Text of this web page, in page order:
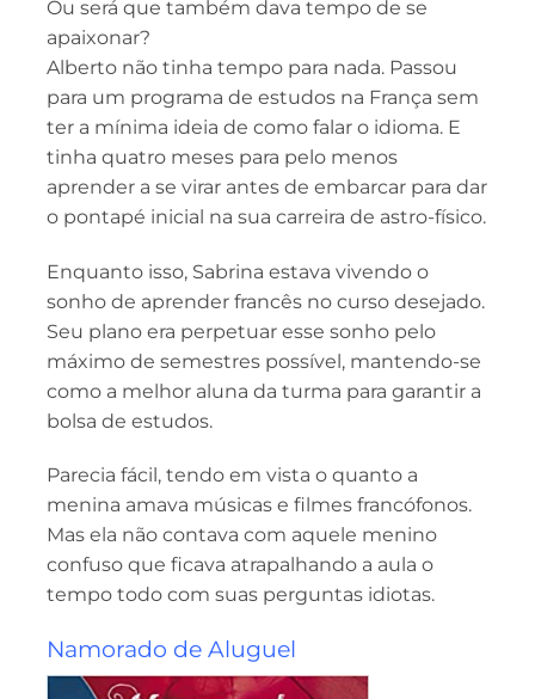
Ou será que também dava tempo de se
apaixonar?
Alberto não tinha tempo para nada. Passou
para um programa de estudos na França sem
ter a mínima ideia de como falar o idioma. E
tinha quatro meses para pelo menos
aprender a se virar antes de embarcar para dar
o pontapé inicial na sua carreira de astro-físico.
Enquanto isso, Sabrina estava vivendo o
sonho de aprender francês no curso desejado.
Seu plano era perpetuar esse sonho pelo
máximo de semestres possível, mantendo-se
como a melhor aluna da turma para garantir a
bolsa de estudos.
Parecia fácil, tendo em vista o quanto a
menina amava músicas e filmes francófonos.
Mas ela não contava com aquele menino
confuso que ficava atrapalhando a aula o
tempo todo com suas perguntas idiotas.
Namorado de Aluguel